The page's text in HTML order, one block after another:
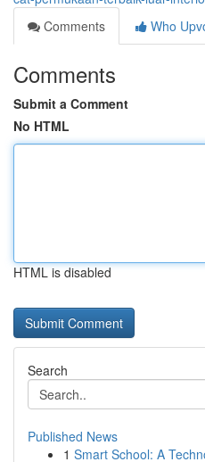
Comments
Who
Comments
Submit a Comment
No HTML
HTML is disabled
Search
Published News
1 Smart School: A